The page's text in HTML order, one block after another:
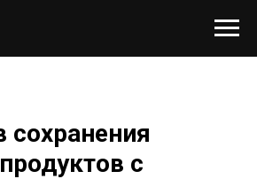
сохранения
с